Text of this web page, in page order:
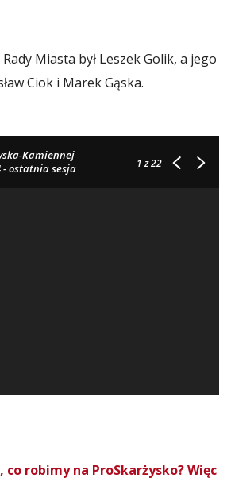
Miasta był Leszek Golik, a jego
Ciok i Marek Gąska.
Kamiennej
- ostatnia sesja
1z 22
co robimy na ProSkarżysko? Więc